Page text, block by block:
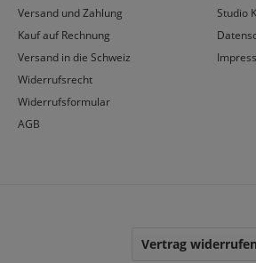
Versand und Zahlung
Kauf auf Rechnung
Versand in die Schweiz
Widerrufsrecht
Widerrufsformular
AGB
Studio
Vertrag widerrufen